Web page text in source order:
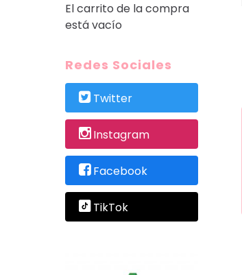
El carrito de la compra
está vacío
Redes Sociales
Twitter
Instagram
Facebook
TikTok